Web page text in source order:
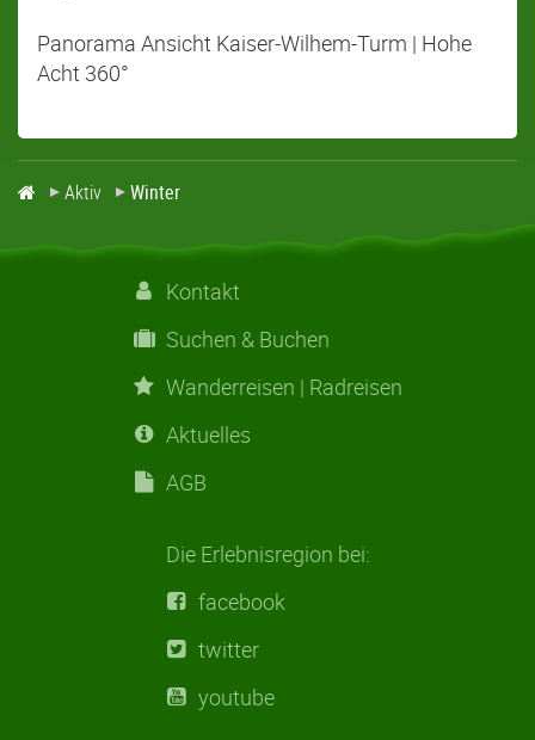
Panorama Ansicht Kaiser-Wilhem-Turm | Hohe
Acht 360°
Aktiv Winter
Kontakt
Suchen & Buchen
Wanderreisen | Radreisen
Aktuelles
AGB
Die Erlebnisregion bei:
facebook
twitter
youtube